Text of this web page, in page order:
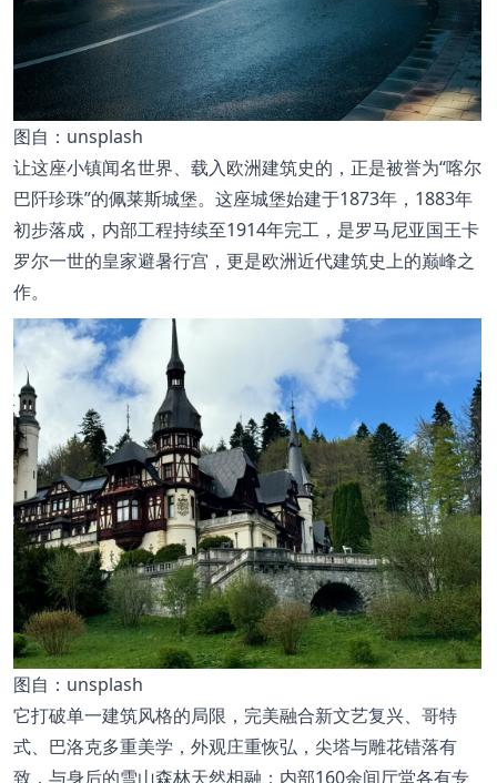
图自：unsplash
让这座小镇闻名世界、载入欧洲建筑史的，正是被誉为“喀尔
巴阡珍珠”的佩莱斯城堡。这座城堡始建于1873年，1883年
初步落成，内部工程持续至1914年完工，是罗马尼亚国王卡
罗尔一世的皇家避暑行宫，更是欧洲近代建筑史上的巅峰之
作。
图自：unsplash
它打破单一建筑风格的局限，完美融合新文艺复兴、哥特
式、巴洛克多重美学，外观庄重恢弘，尖塔与雕花错落有
致，与身后的雪山森林天然相融；内部160余间厅堂各有专